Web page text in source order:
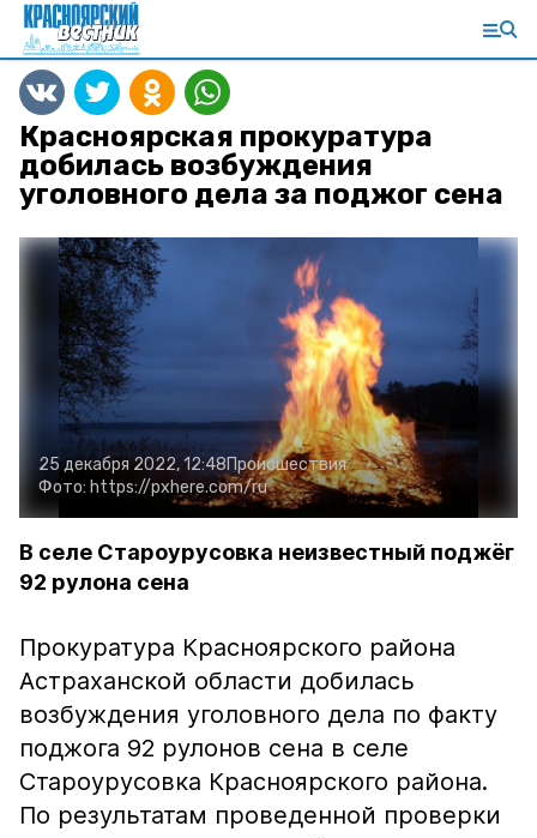
Красноярская прокуратура
добилась возбуждения
уголовного дела за поджог сена
25 декабря 2022, 12:48Происшествия
Фото: https://pxhere.com/ru
В селе Староурусовка неизвестный поджёг
92 рулона сена
Прокуратура Красноярского района
Астраханской области добилась
возбуждения уголовного дела по факту
поджога 92 рулонов сена в селе
Староурусовка Красноярского района.
По результатам проведенной проверки